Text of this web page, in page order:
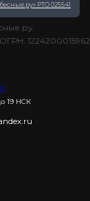
19 НСК
РТО 025541
1224200015962